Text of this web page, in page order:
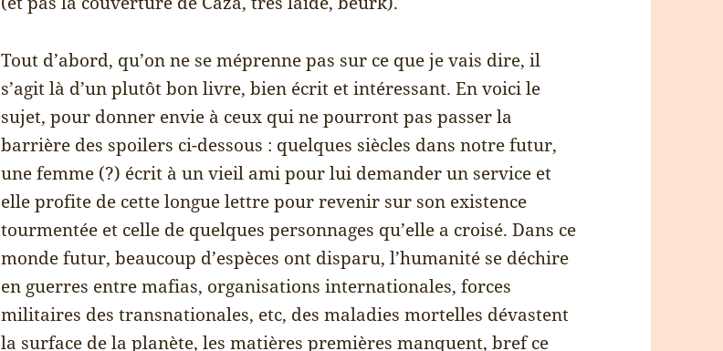
Tout d’abord, qu’on ne se méprenne pas sur ce que je vais dire, il
s’agit là d’un plutôt bon livre, bien écrit et intéressant. En voici le
sujet, pour donner envie à ceux qui ne pourront pas passer la
barrière des spoilers ci-dessous : quelques siècles dans notre futur,
une femme (?) écrit à un vieil ami pour lui demander un service et
elle profite de cette longue lettre pour revenir sur son existence
tourmentée et celle de quelques personnages qu’elle a croisé. Dans ce
monde futur, beaucoup d’espèces ont disparu, l’humanité se déchire
en guerres entre mafias, organisations internationales, forces
militaires des transnationales, etc, des maladies mortelles dévastent
la surface de la planète, les matières premières manquent, bref ce